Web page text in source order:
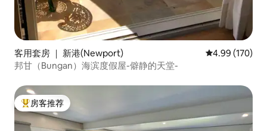
客用套房 ｜ 新港(Newport) 平均评分 4.99
4.99 (170)
邦甘（Bungan）海滨度假屋-僻静的天堂-
热门「房客推荐」
房客推荐